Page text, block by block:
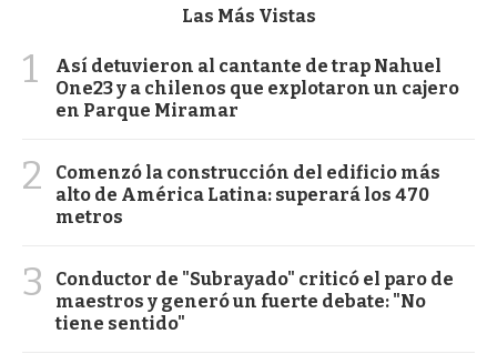
Las Más Vistas
1
Así detuvieron al cantante de trap Nahuel
One23 y a chilenos que explotaron un cajero
en Parque Miramar
2
Comenzó la construcción del edificio más
alto de América Latina: superará los 470
metros
3
Conductor de "Subrayado" criticó el paro de
maestros y generó un fuerte debate: "No
tiene sentido"